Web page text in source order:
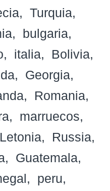
Turquia
bulgaria
italia
Bolivia
Georgia
Romania
marruecos
Letonia
Russia
Guatemala
peru